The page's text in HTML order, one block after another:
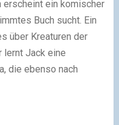
erscheint ein komischer
Buch sucht. Ein
über Kreaturen der
lernt Jack eine
die ebenso nach